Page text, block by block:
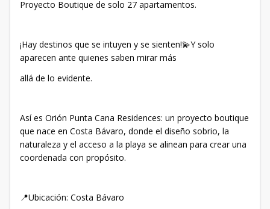
Proyecto Boutique de solo 27 apartamentos.
¡Hay destinos que se intuyen y se sienten!💫Y solo
aparecen ante quienes saben mirar más
allá de lo evidente.
Así es Orión Punta Cana Residences: un proyecto boutique
que nace en Costa Bávaro, donde el diseño sobrio, la
naturaleza y el acceso a la playa se alinean para crear una
coordenada con propósito.
📍Ubicación: Costa Bávaro